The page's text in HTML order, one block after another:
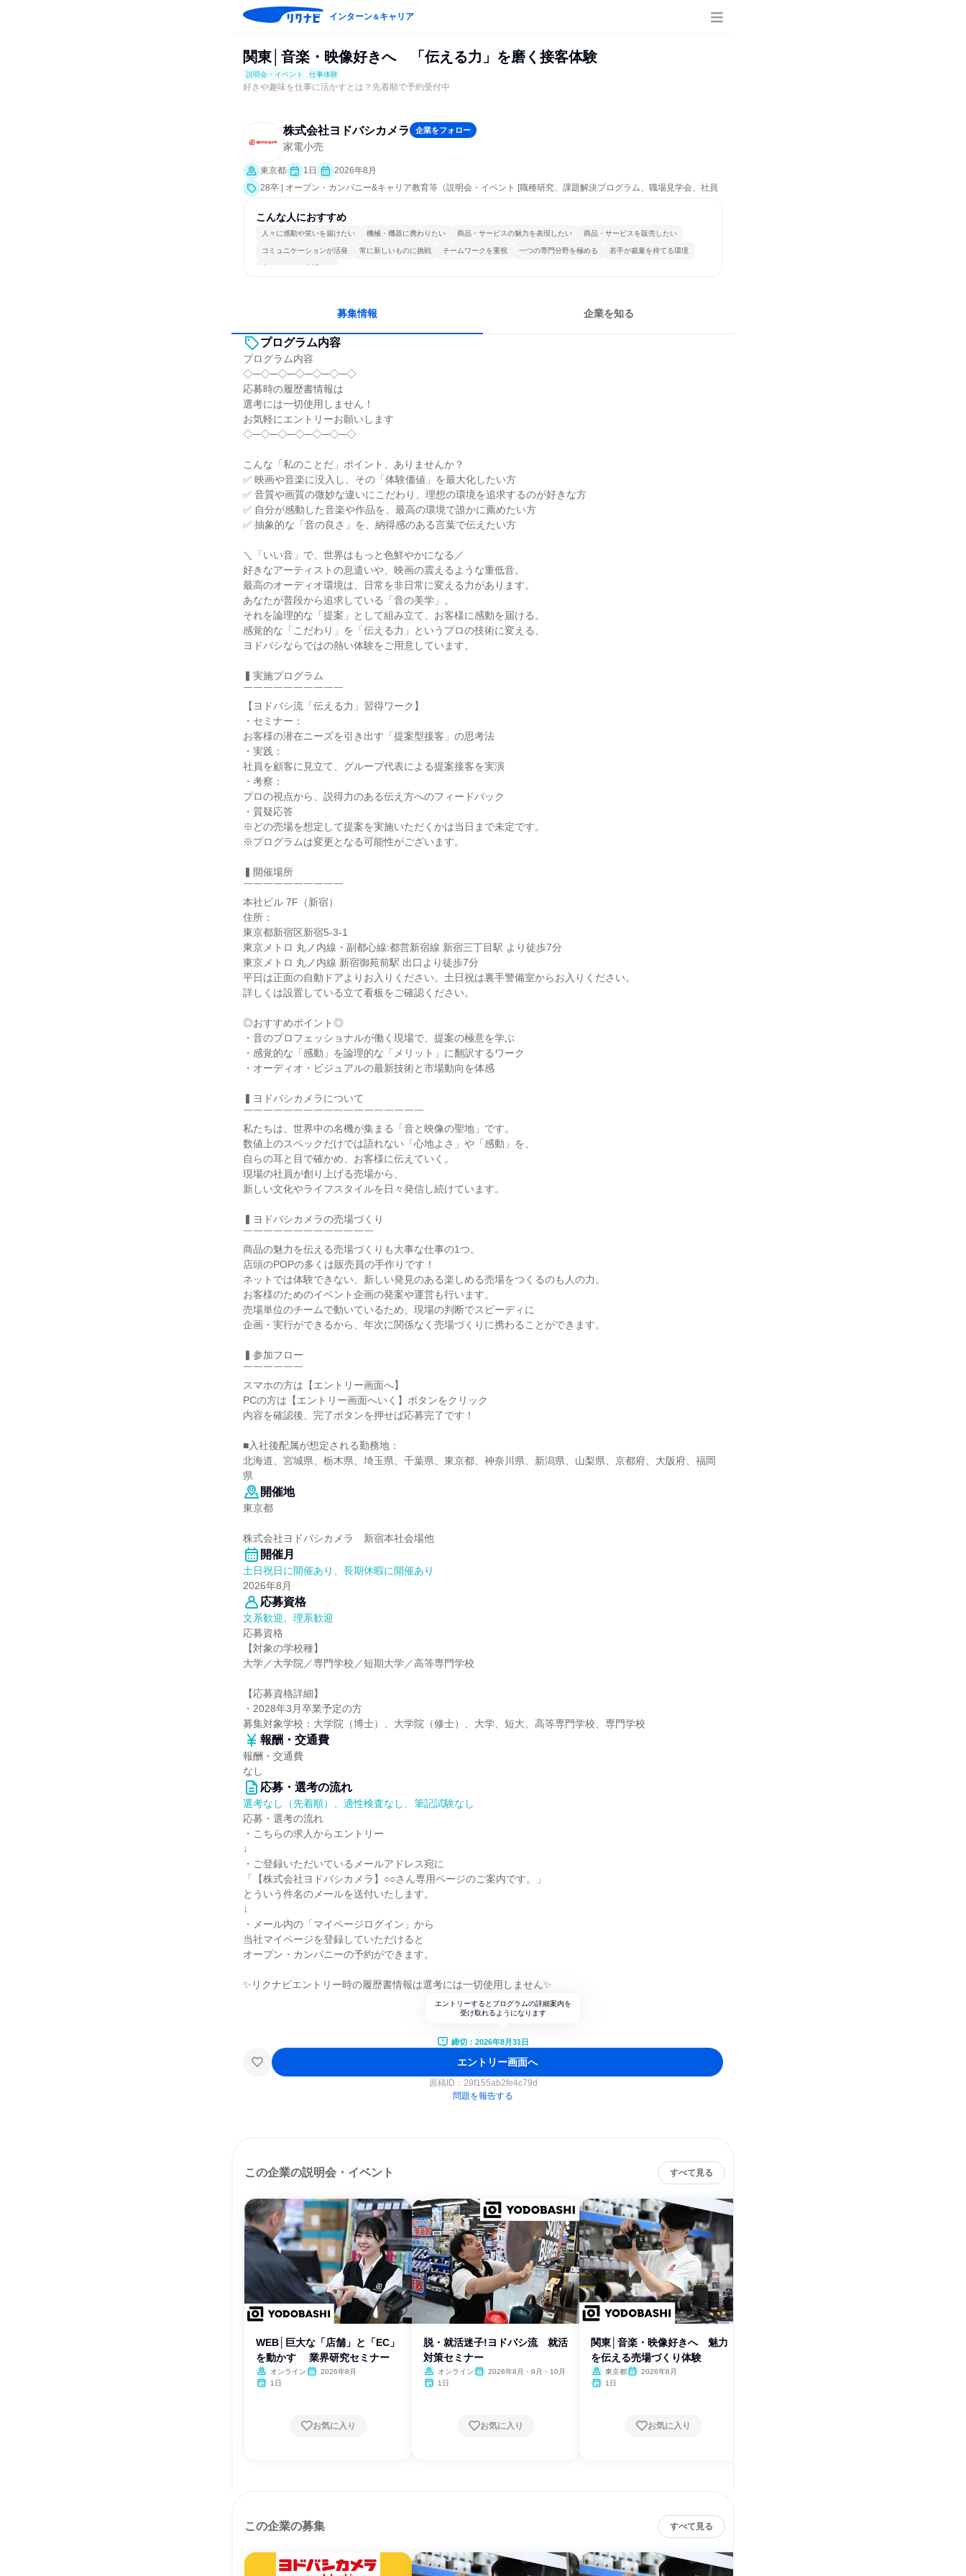
インターン＆キャリア
関東│音楽・映像好きへ 「伝える力」を磨く接客体験
説明会・イベント 仕事体験
好きや趣味を仕事に活かすとは？先着順で予約受付中
株式会社ヨドバシカメラ 企業をフォロー
家電小売
東京都 1日
2026年8月
28卒 | オープン・カンパニー&キャリア教育等（説明会・イベント [職種研究、課題解決プログラム、職場見学会、社員
こんな人におすすめ
人々に感動や笑いを届けたい 機械・機器に携わりたい 商品・サービスの魅力を表現したい 商品・サービスを販売したい
コミュニケーションが活発 常に新しいものに挑戦 チームワークを重視 一つの専門分野を極める 若手が裁量を持てる環境
人とたくさん会話する
募集情報 企業を知る
プログラム内容
プログラム内容
◇─◇─◇─◇─◇─◇─◇
応募時の履歴書情報は
選考には一切使用しません！
お気軽にエントリーお願いします
◇─◇─◇─◇─◇─◇─◇
こんな「私のことだ」ポイント、ありませんか？
✅ 映画や音楽に没入し、その「体験価値」を最大化したい方
✅ 音質や画質の微妙な違いにこだわり、理想の環境を追求するのが好きな方
✅ 自分が感動した音楽や作品を、最高の環境で誰かに薦めたい方
✅ 抽象的な「音の良さ」を、納得感のある言葉で伝えたい方
＼「いい音」で、世界はもっと色鮮やかになる／
好きなアーティストの息遣いや、映画の震えるような重低音。
最高のオーディオ環境は、日常を非日常に変える力があります。
あなたが普段から追求している「音の美学」。
それを論理的な「提案」として組み立て、お客様に感動を届ける。
感覚的な「こだわり」を「伝える力」というプロの技術に変える、
ヨドバシならではの熱い体験をご用意しています。
▍実施プログラム
￣￣￣￣￣￣￣￣￣￣
【ヨドバシ流「伝える力」習得ワーク】
・セミナー：
お客様の潜在ニーズを引き出す「提案型接客」の思考法
・実践：
社員を顧客に見立て、グループ代表による提案接客を実演
・考察：
プロの視点から、説得力のある伝え方へのフィードバック
・質疑応答
※どの売場を想定して提案を実施いただくかは当日まで未定です。
※プログラムは変更となる可能性がございます。
▍開催場所
￣￣￣￣￣￣￣￣￣￣
本社ビル 7F（新宿）
住所：
東京都新宿区新宿5-3-1
東京メトロ 丸ノ内線・副都心線:都営新宿線 新宿三丁目駅 より徒歩7分
東京メトロ 丸ノ内線 新宿御苑前駅 出口より徒歩7分
平日は正面の自動ドアよりお入りください。土日祝は裏手警備室からお入りください。
詳しくは設置している立て看板をご確認ください。
◎おすすめポイント◎
・音のプロフェッショナルが働く現場で、提案の極意を学ぶ
・感覚的な「感動」を論理的な「メリット」に翻訳するワーク
・オーディオ・ビジュアルの最新技術と市場動向を体感
▍ヨドバシカメラについて
￣￣￣￣￣￣￣￣￣￣￣￣￣￣￣￣￣￣
私たちは、世界中の名機が集まる「音と映像の聖地」です。
数値上のスペックだけでは語れない「心地よさ」や「感動」を、
自らの耳と目で確かめ、お客様に伝えていく。
現場の社員が創り上げる売場から、
新しい文化やライフスタイルを日々発信し続けています。
▍ヨドバシカメラの売場づくり
￣￣￣￣￣￣￣￣￣￣￣￣￣
商品の魅力を伝える売場づくりも大事な仕事の1つ。
店頭のPOPの多くは販売員の手作りです！
ネットでは体験できない、新しい発見のある楽しめる売場をつくるのも人の力。
お客様のためのイベント企画の発案や運営も行います。
売場単位のチームで動いているため、現場の判断でスピーディに
企画・実行ができるから、年次に関係なく売場づくりに携わることができます。
▍参加フロー
￣￣￣￣￣￣
スマホの方は【エントリー画面へ】
PCの方は【エントリー画面へいく】ボタンをクリック
内容を確認後、完了ボタンを押せば応募完了です！
■入社後配属が想定される勤務地：
北海道、宮城県、栃木県、埼玉県、千葉県、東京都、神奈川県、新潟県、山梨県、京都府、大阪府、福岡
県
開催地
東京都
株式会社ヨドバシカメラ 新宿本社会場他
開催月
土日祝日に開催あり、長期休暇に開催あり
2026年8月
応募資格
文系歓迎、理系歓迎
応募資格
【対象の学校種】
大学／大学院／専門学校／短期大学／高等専門学校
【応募資格詳細】
・2028年3月卒業予定の方
募集対象学校：大学院（博士）、大学院（修士）、大学、短大、高等専門学校、専門学校
報酬・交通費
報酬・交通費
なし
応募・選考の流れ
選考なし（先着順）、適性検査なし、筆記試験なし
応募・選考の流れ
・こちらの求人からエントリー
↓
・ご登録いただいているメールアドレス宛に
「【株式会社ヨドバシカメラ】○○さん専用ページのご案内です。」
とういう件名のメールを送付いたします。
↓
・メール内の「マイページログイン」から
当社マイページを登録していただけると
オープン・カンパニーの予約ができます。
✨リクナビエントリー時の履歴書情報は選考には一切使用しません✨
エントリーするとプログラムの詳細案内を
受け取れるようになります
締切：2026年8月31日
エントリー画面へ
原稿ID： 29f155ab2fe4c79d
問題を報告する
この企業の説明会・イベント すべて見る
WEB│巨大な「店舗」と「EC」
を動かす 業界研究セミナー
オンライン
2026年8月
1日
お気に入り
脱・就活迷子!ヨドバシ流 就活
対策セミナー
オンライン
2026年8月・9月・10月
1日
お気に入り
関東│音楽・映像好きへ 魅力
を伝える売場づくり体験
東京都
2026年8月
1日
お気に入り
この企業の募集 すべて見る